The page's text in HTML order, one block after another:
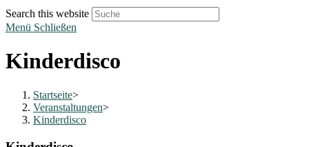
Search this website
Menü Schließen
Kinderdisco
Startseite>
Veranstaltungen>
Kinderdisco